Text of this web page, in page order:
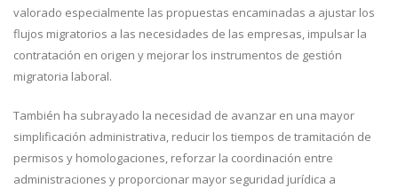
valorado especialmente las propuestas encaminadas a ajustar los
flujos migratorios a las necesidades de las empresas, impulsar la
contratación en origen y mejorar los instrumentos de gestión
migratoria laboral.
También ha subrayado la necesidad de avanzar en una mayor
simplificación administrativa, reducir los tiempos de tramitación de
permisos y homologaciones, reforzar la coordinación entre
administraciones y proporcionar mayor seguridad jurídica a